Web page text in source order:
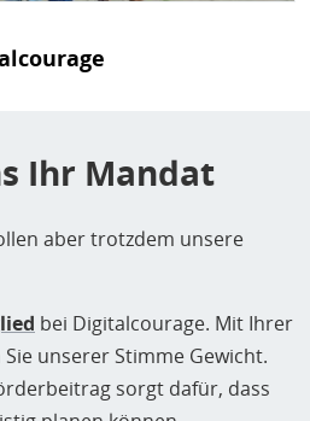
Ihr Mandat
aber trotzdem unsere
bei Digitalcourage. Mit Ihrer
unserer Stimme Gewicht.
sorgt dafür, dass